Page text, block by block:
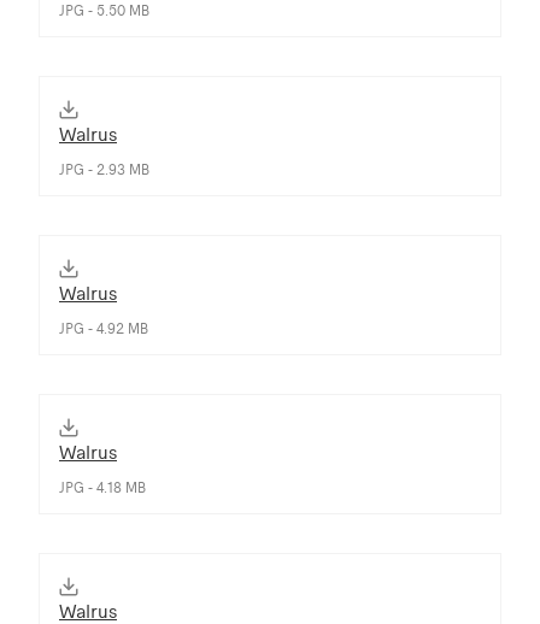
JPG - 5.50 MB
Walrus
JPG - 2.93 MB
Walrus
JPG - 4.92 MB
Walrus
JPG - 4.18 MB
Walrus